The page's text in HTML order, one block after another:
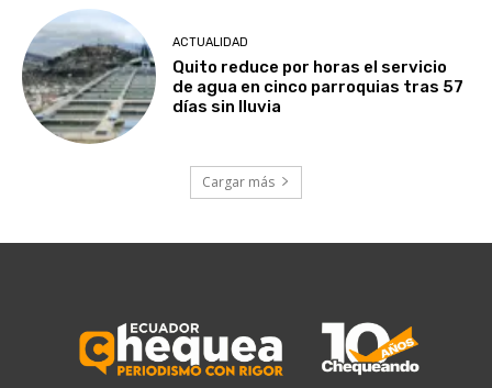
ACTUALIDAD
Quito reduce por horas el servicio
de agua en cinco parroquias tras 57
días sin lluvia
Cargar más